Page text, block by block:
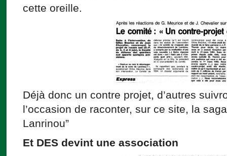
cette oreille.
Déjà donc un contre projet, d’autres
l’occasion de raconter, sur ce site, la
Lanrinou”
Et DES devint une association